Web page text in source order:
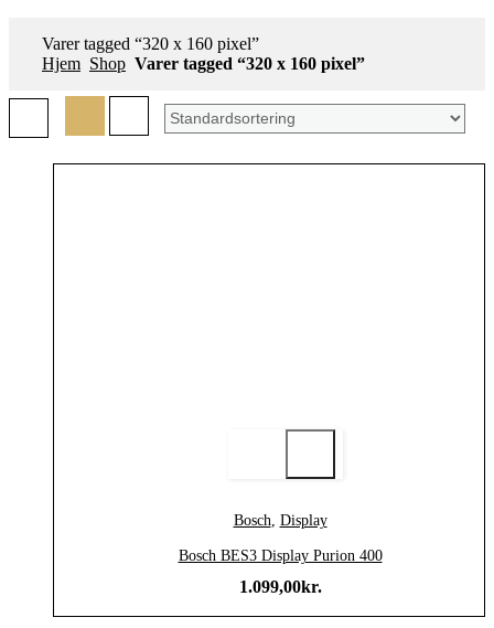
Varer tagged “320 x 160 pixel”
Hjem Shop Varer tagged “320 x 160 pixel”
Bosch, Display
Bosch BES3 Display Purion 400
1.099,00kr.